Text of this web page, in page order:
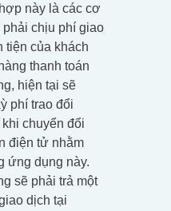
này là các cơ
chịu phí giao
tiện của khách
thanh toán
hiện tại sẽ
phí trao đổi
chuyển đổi
điện tử nhằm
ứng dụng này.
sẽ phải trả một
dịch tại